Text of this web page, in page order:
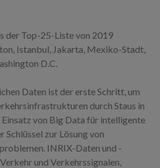
der Top-25-Liste von 2019
Istanbul, Jakarta, Mexiko-Stadt,
D.C.
Daten ist der erste Schritt, um
durch Staus in
von Big Data für intelligente
Schlüssel zur Lösung von
INRIX-Daten und -
und Verkehrssignalen,